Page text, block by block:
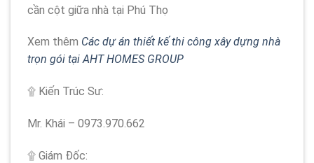
cần cột giữa nhà tại Phú Thọ
Xem thêm Các dự án thiết kế thi công xây dựng nhà
trọn gói tại AHT HOMES GROUP
۩ Kiến Trúc Sư:
Mr. Khái – 0973.970.662
۩ Giám Đốc: